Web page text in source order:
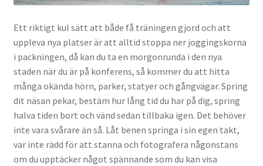
Ett riktigt kul sätt att både få träningen gjord och att
uppleva nya platser är att alltid stoppa ner joggingskorna
i packningen, då kan du ta en morgonrunda i den nya
staden när du är på konferens, så kommer du att hitta
många okända hörn, parker, statyer och gångvägar. Spring
dit näsan pekar, bestäm hur lång tid du har på dig, spring
halva tiden bort och vänd sedan tillbaka igen. Det behöver
inte vara svårare än så. Låt benen springa i sin egen takt,
var inte rädd för att stanna och fotografera någonstans
om du upptäcker något spännande som du kan visa